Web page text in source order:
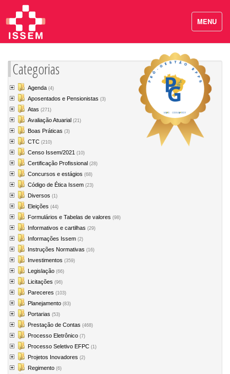
Categorias
Agenda (4)
Aposentados e Pensionistas (3)
Atas (271)
Avaliação Atuarial (21)
Boas Práticas (3)
CTC (210)
Censo Issem/2021 (10)
Certificação Profissional (28)
Concursos e estágios (68)
Código de Ética Issem (23)
Diversos (1)
Eleições (44)
Formulários e Tabelas de valores (98)
Informativos e cartilhas (29)
Informações Issem (2)
Instruções Normativas (16)
Investimentos (359)
Legislação (66)
Licitações (96)
Pareceres (103)
Planejamento (83)
Portarias (53)
Prestação de Contas (468)
Processo Eletrônico (7)
Processo Seletivo EFPC (1)
Projetos Inovadores (2)
Regimento (6)
MENU